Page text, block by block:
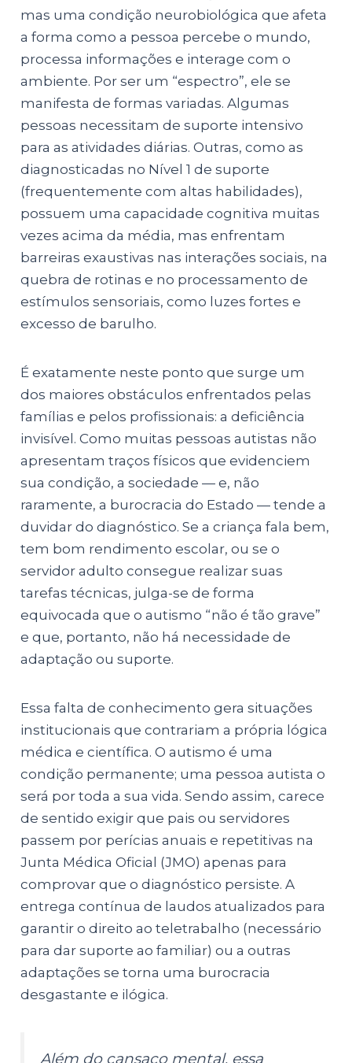
mas uma condição neurobiológica que afeta
a forma como a pessoa percebe o mundo,
processa informações e interage com o
ambiente. Por ser um “espectro”, ele se
manifesta de formas variadas. Algumas
pessoas necessitam de suporte intensivo
para as atividades diárias. Outras, como as
diagnosticadas no Nível 1 de suporte
(frequentemente com altas habilidades),
possuem uma capacidade cognitiva muitas
vezes acima da média, mas enfrentam
barreiras exaustivas nas interações sociais, na
quebra de rotinas e no processamento de
estímulos sensoriais, como luzes fortes e
excesso de barulho.
É exatamente neste ponto que surge um
dos maiores obstáculos enfrentados pelas
famílias e pelos profissionais: a deficiência
invisível. Como muitas pessoas autistas não
apresentam traços físicos que evidenciem
sua condição, a sociedade — e, não
raramente, a burocracia do Estado — tende a
duvidar do diagnóstico. Se a criança fala bem,
tem bom rendimento escolar, ou se o
servidor adulto consegue realizar suas
tarefas técnicas, julga-se de forma
equivocada que o autismo “não é tão grave”
e que, portanto, não há necessidade de
adaptação ou suporte.
Essa falta de conhecimento gera situações
institucionais que contrariam a própria lógica
médica e científica. O autismo é uma
condição permanente; uma pessoa autista o
será por toda a sua vida. Sendo assim, carece
de sentido exigir que pais ou servidores
passem por perícias anuais e repetitivas na
Junta Médica Oficial (JMO) apenas para
comprovar que o diagnóstico persiste. A
entrega contínua de laudos atualizados para
garantir o direito ao teletrabalho (necessário
para dar suporte ao familiar) ou a outras
adaptações se torna uma burocracia
desgastante e ilógica.
Além do cansaço mental, essa